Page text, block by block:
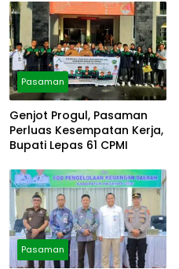
Pasaman
Genjot Progul, Pasaman
Perluas Kesempatan Kerja,
Bupati Lepas 61 CPMI
Pasaman